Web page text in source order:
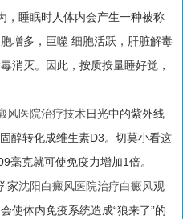
睡眠时人体内会产生一种被称
增多，巨噬 细胞活跃，肝脏解毒
消灭。因此，按质按量睡好觉，
风医院治疗技术日光中的紫外线
醇转化成维生素D3。切莫小看这
毫克就可使免疫力增加1倍。
家沈阳白癜风医院治疗白癜风观
使体内免疫系统造成“狼来了”的